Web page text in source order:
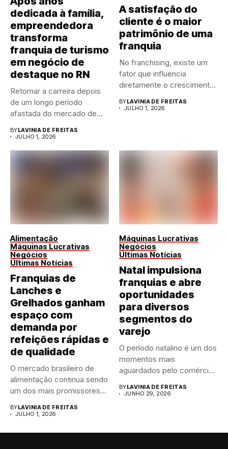
dedicada à família,
empreendedora
transforma
franquia de turismo
em negócio de
destaque no RN
Retomar a carreira depois
de um longo período
afastada do mercado de...
BYLAVINIA DE FREITAS
JULHO 1, 2026
A satisfação do
cliente é o maior
patrimônio de uma
franquia
No franchising, existe um
fator que influencia
diretamente o crescimento
BYLAVINIA DE FREITAS
JULHO 1, 2026
Alimentação
Máquinas Lucrativas
Negócios
Últimas Notícias
Franquias de
Lanches e
Grelhados ganham
espaço com
demanda por
refeições rápidas e
de qualidade
O mercado brasileiro de
alimentação continua sendo
um dos mais promissores
BYLAVINIA DE FREITAS
JULHO 1, 2026
Máquinas Lucrativas
Negócios
Últimas Notícias
Natal impulsiona
franquias e abre
oportunidades
para diversos
segmentos do
varejo
O período natalino é um dos
momentos mais
aguardados pelo comércio
BYLAVINIA DE FREITAS
JUNHO 29, 2026